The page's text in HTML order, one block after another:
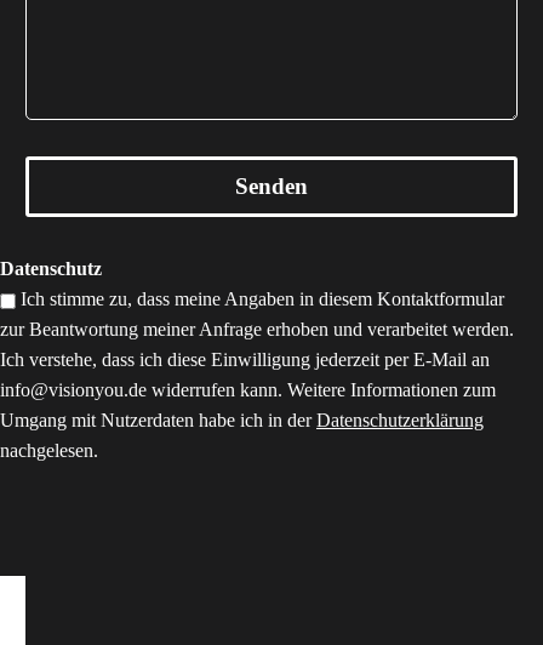
Datenschutz
Ich stimme zu, dass meine Angaben in diesem Kontaktformular
zur Beantwortung meiner Anfrage erhoben und verarbeitet werden.
Ich verstehe, dass ich diese Einwilligung jederzeit per E-Mail an
info@visionyou.de widerrufen kann. Weitere Informationen zum
Umgang mit Nutzerdaten habe ich in derDatenschutzerklärung
nachgelesen.